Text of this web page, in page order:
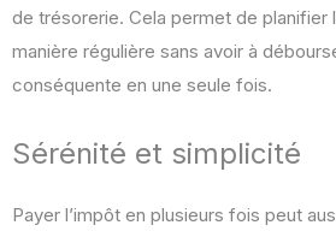
de trésorerie. Cela permet de planifier
manière régulière sans avoir à
conséquente en une seule fois.
Sérénité et simplicité
Payer l’impôt en plusieurs fois peut